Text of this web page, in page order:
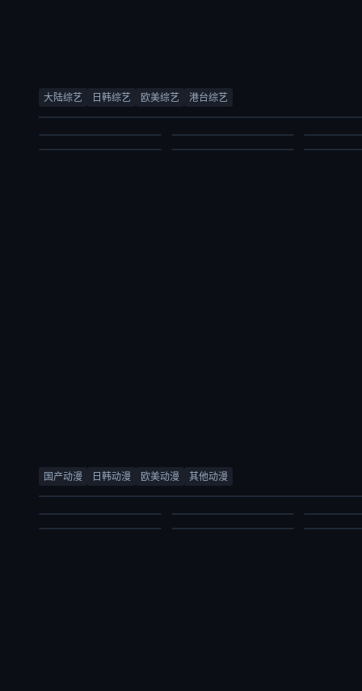
大陆综艺 日韩综艺 欧美综艺 港台综艺
综艺
2026/中国大陆
2026-07-03
综艺
2026/韩国
2026-07-03
2026/中国
周涛,袁咏仪,彭冠英,萧敬腾,方媛,阿如那,徐志胜,李雪琴,李嘉琦,王子奇,滕哲,徐若晗,陈鑫海,庾恩利,贺峻霖
大陆综艺
2026/大陆
徐章勋,李枖原,金曜汉
日韩综艺
2026/韩国
大陆综艺
2026/大陆
国产动漫 日韩动漫 欧美动漫 其他动漫
日韩动漫
2026/日本
2026-07-03
日韩动漫
2026/日本
2026-07-03
2026/日本
内详
国产动漫
2024/大陆
国产动漫
2021/大陆
国产动漫
2026/大陆